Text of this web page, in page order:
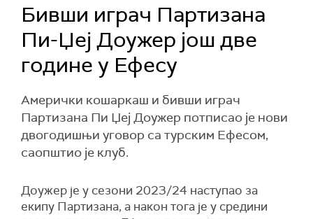
Бивши играч Партизана
Пи-Џеј Доужер још две
године у Ефесу
Амерички кошаркаш и бивши играч
Партизана Пи Џеј Доужер потписао је нови
двогодишњи уговор са турским Ефесом,
саопштио је клуб.
Доужер је у сезони 2023/24 наступао за
екипу Партизана, а након тога је у средини